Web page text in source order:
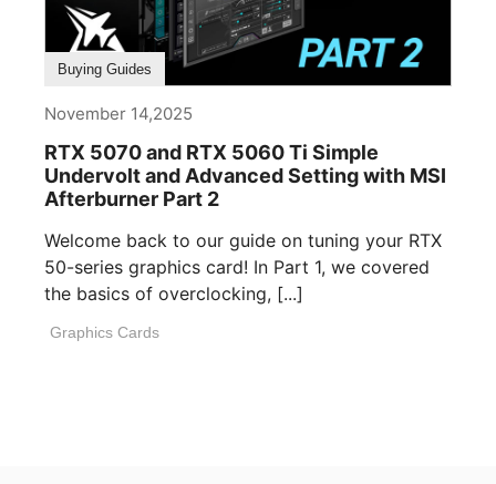
Buying Guides
November 14,2025
RTX 5070 and RTX 5060 Ti Simple
Undervolt and Advanced Setting with MSI
Afterburner Part 2
Welcome back to our guide on tuning your RTX
50-series graphics card! In Part 1, we covered
the basics of overclocking, [...]
Graphics Cards